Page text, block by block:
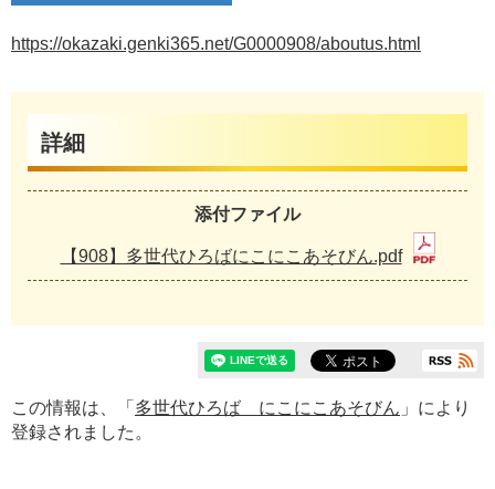
https://okazaki.genki365.net/G0000908/aboutus.html
詳細
添付ファイル
【908】多世代ひろばにこにこあそびん.pdf
この情報は、「 多世代ひろば にこにこあそびん 」により
登録されました。